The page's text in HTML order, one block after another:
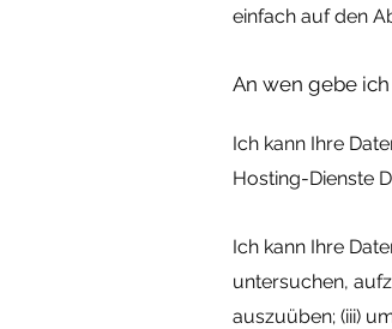
einfach auf den
An wen gebe
Ich kann Ihre
Hosting-Dienste
Ich kann Ihre
untersuchen,
auszuüben; (iii)